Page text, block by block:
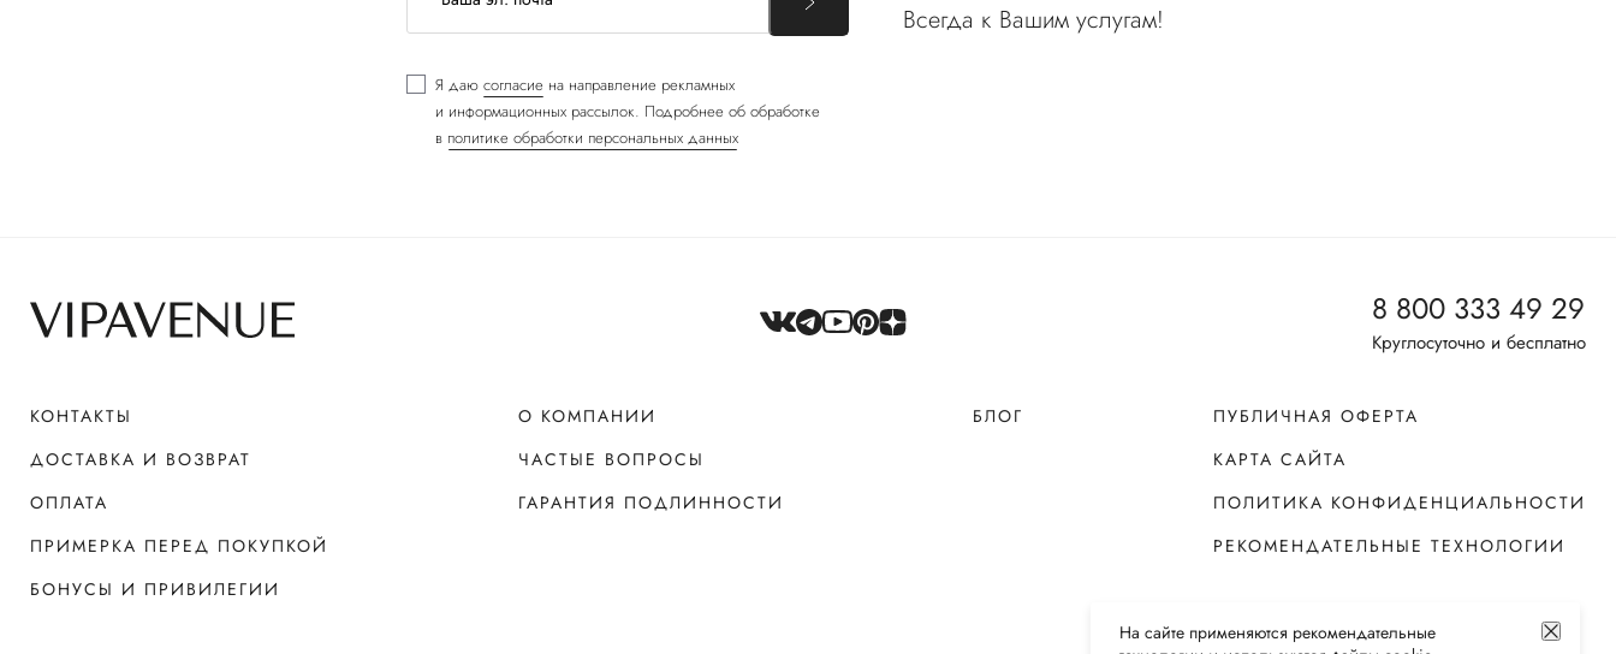
Я даю согласие на направление рекламных
и информационных рассылок. Подробнее об обработке
в политике обработки персональных данных
Всегда к Вашим услугам!
8 800 333 49 29
Круглосуточно и бесплатно
КОНТАКТЫ
ДОСТАВКА И ВОЗВРАТ
ОПЛАТА
ПРИМЕРКА ПЕРЕД ПОКУПКОЙ
БОНУСЫ И ПРИВИЛЕГИИ
О КОМПАНИИ
ЧАСТЫЕ ВОПРОСЫ
ГАРАНТИЯ ПОДЛИННОСТИ
БЛОГ
ПУБЛИЧНАЯ ОФЕРТА
КАРТА САЙТА
ПОЛИТИКА КОНФИДЕНЦИАЛЬНОСТИ
РЕКОМЕНДАТЕЛЬНЫЕ ТЕХНОЛОГИИ
На сайте применяются рекомендательные